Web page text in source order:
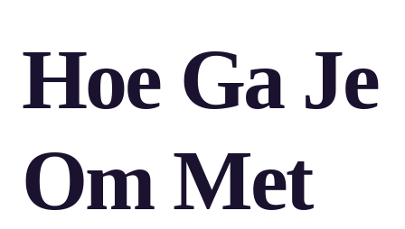
Hoe Ga Je
Om Met